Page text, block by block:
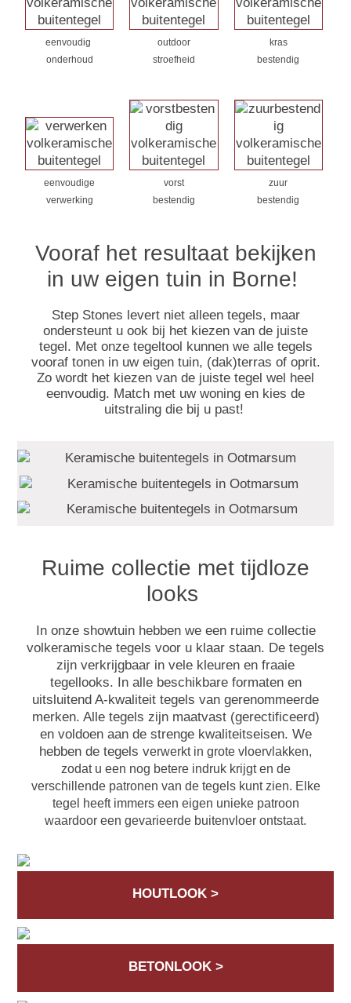
eenvoudig
onderhoud
outdoor
stroefheid
kras
bestendig
eenvoudige
verwerking
vorst
bestendig
zuur
bestendig
Vooraf het resultaat bekijken
in uw eigen tuin in Borne!
Step Stones levert niet alleen tegels, maar
ondersteunt u ook bij het kiezen van de juiste
tegel. Met onze tegeltool kunnen we alle tegels
vooraf tonen in uw eigen tuin, (dak)terras of oprit.
Zo wordt het kiezen van de juiste tegel wel heel
eenvoudig. Match met uw woning en kies de
uitstraling die bij u past!
Ruime collectie met tijdloze
looks
In onze showtuin hebben we een ruime collectie
volkeramische tegels voor u klaar staan. De tegels
zijn verkrijgbaar in vele kleuren en fraaie
tegellooks. In alle beschikbare formaten en
uitsluitend A-kwaliteit tegels van gerenommeerde
merken. Alle tegels zijn maatvast (gerectificeerd)
en voldoen aan de strenge kwaliteitseisen. We
hebben de tegels verwerkt in grote vloervlakken,
zodat u een nog betere indruk krijgt en de
verschillende patronen van de tegels kunt zien. Elke
tegel heeft immers een eigen unieke patroon
waardoor een gevarieerde buitenvloer ontstaat.
HOUTLOOK >
BETONLOOK >